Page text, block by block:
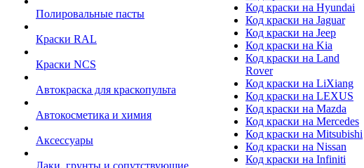
Полировальные пасты
Краски RAL
Краски NCS
Автокраска для краскопульта
Автокосметика и химия
Аксессуары
Лаки, грунты и сопутствующие
Код краски на Hyundai
Код краски на Jaguar
Код краски на Jeep
Код краски на Kia
Код краски на Land
Rover
Код краски на LiXiang
Код краски на LEXUS
Код краски на Mazda
Код краски на Mercedes
Код краски на Mitsubishi
Код краски на Nissan
Код краски на Infiniti